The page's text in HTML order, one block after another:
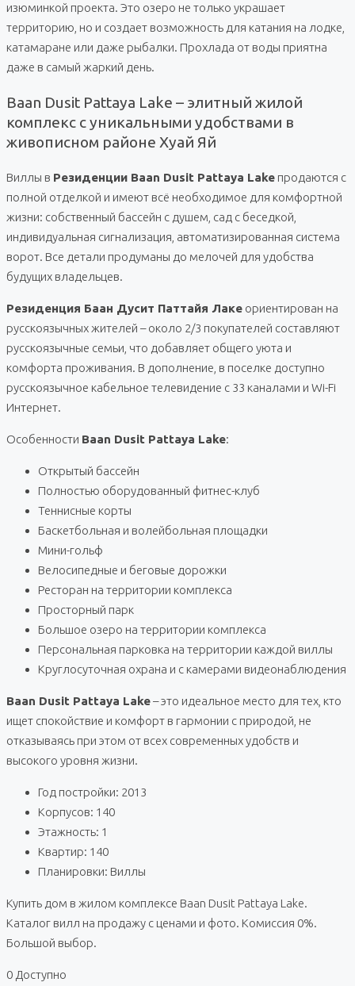
изюминкой проекта. Это озеро не только украшает
территорию, но и создает возможность для катания на лодке,
катамаране или даже рыбалки. Прохлада от воды приятна
даже в самый жаркий день.
Baan Dusit Pattaya Lake – элитный жилой
комплекс с уникальными удобствами в
живописном районе Хуай Яй
Виллы в Резиденции Baan Dusit Pattaya Lake продаются с
полной отделкой и имеют всё необходимое для комфортной
жизни: собственный бассейн с душем, сад с беседкой,
индивидуальная сигнализация, автоматизированная система
ворот. Все детали продуманы до мелочей для удобства
будущих владельцев.
Резиденция Баан Дусит Паттайя Лаке ориентирован на
русскоязычных жителей – около 2/3 покупателей составляют
русскоязычные семьи, что добавляет общего уюта и
комфорта проживания. В дополнение, в поселке доступно
русскоязычное кабельное телевидение с 33 каналами и Wi-Fi
Интернет.
Особенности Baan Dusit Pattaya Lake:
Открытый бассейн
Полностью оборудованный фитнес-клуб
Теннисные корты
Баскетбольная и волейбольная площадки
Мини-гольф
Велосипедные и беговые дорожки
Ресторан на территории комплекса
Просторный парк
Большое озеро на территории комплекса
Персональная парковка на территории каждой виллы
Круглосуточная охрана и с камерами видеонаблюдения
Baan Dusit Pattaya Lake– это идеальное место для тех, кто
ищет спокойствие и комфорт в гармонии с природой, не
отказываясь при этом от всех современных удобств и
высокого уровня жизни.
Год постройки: 2013
Корпусов: 140
Этажность: 1
Квартир: 140
Планировки: Виллы
Купить дом в жилом комплексе Baan Dusit Pattaya Lake.
Каталог вилл на продажу с ценами и фото. Комиссия 0%.
Большой выбор.
0 Доступно